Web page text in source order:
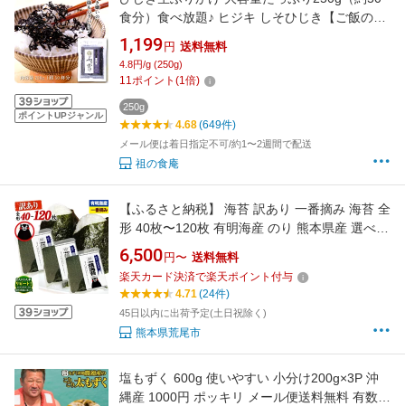
ポイントUPジャンル
食分）食べ放題♪ ヒジキ しそひじき【ご飯のお
供】【朝食】【弁当】【受賞記念セール】
1,199 円 送料無料
4.8円/g (250g)
11ポイント (1倍)
250g
4.68(649件)
メール便は着日指定不可/約1〜2週間で配送
祖の食庵
【ふるさと納税】 海苔 訳あり 一番摘み 海苔 全
形 40枚〜120枚 有明海産 のり 熊本県産 選べる
内容量 大容量 小分け 全形 選べる 40枚 80枚
120枚 《出荷時期をお選びください》 のり 初
摘み
6,500 円〜 送料無料
楽天カード決済で楽天ポイント付与
4.71(24件)
45日以内に出荷予定(土日祝除く)
熊本県荒尾市
塩もずく 600g 使いやすい 小分け200g×3P 沖
縄産 1000円 ポッキリ メール便送料無料 有数の